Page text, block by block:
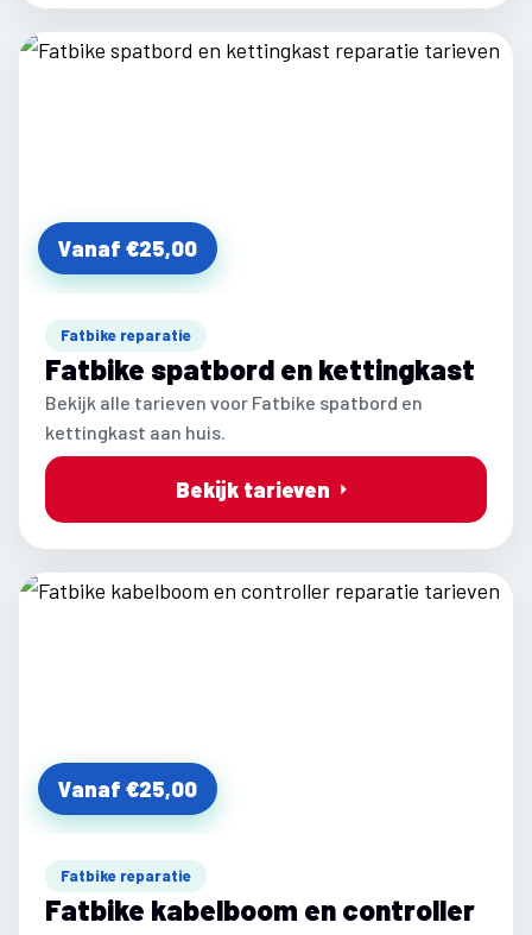
Vanaf €25,00
Fatbike reparatie
Fatbike spatbord en kettingkast
Bekijk alle tarieven voor Fatbike spatbord en
kettingkast aan huis.
Bekijk tarieven
Vanaf €25,00
Fatbike reparatie
Fatbike kabelboom en controller